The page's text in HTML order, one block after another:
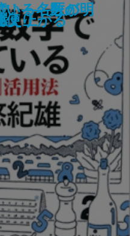
する
ないので恋
は―みとや・
い奴
いる―数の
え上がる
便り
！―名医が明